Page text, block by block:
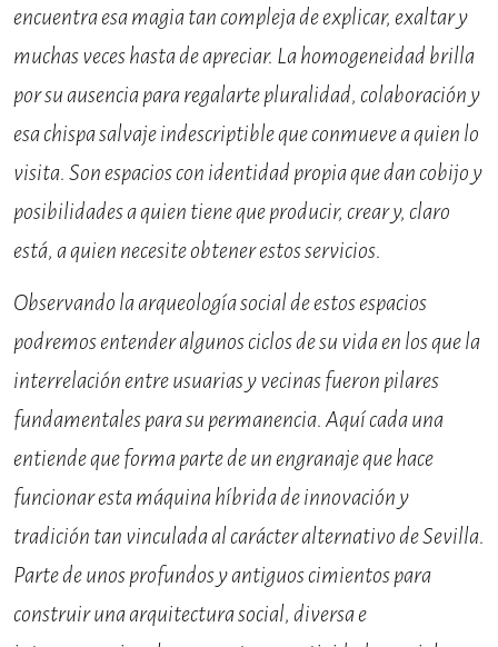
encuentra esa magia tan compleja de explicar, exaltar y
muchas veces hasta de apreciar. La homogeneidad brilla
por su ausencia para regalarte pluralidad, colaboración y
esa chispa salvaje indescriptible que conmueve a quien lo
visita. Son espacios con identidad propia que dan cobijo y
posibilidades a quien tiene que producir, crear y, claro
está, a quien necesite obtener estos servicios.
Observando la arqueología social de estos espacios
podremos entender algunos ciclos de su vida en los que la
interrelación entre usuarias y vecinas fueron pilares
fundamentales para su permanencia. Aquí cada una
entiende que forma parte de un engranaje que hace
funcionar esta máquina híbrida de innovación y
tradición tan vinculada al carácter alternativo de Sevilla.
Parte de unos profundos y antiguos cimientos para
construir una arquitectura social, diversa e